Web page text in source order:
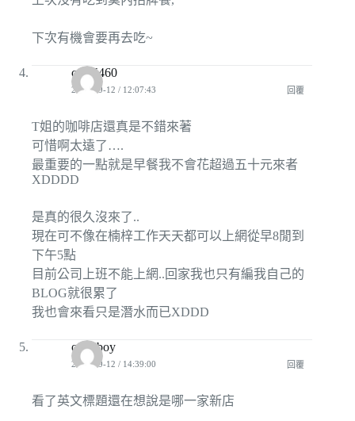
下次有機會要再去吃~
ctrls5460
2010-09-12 / 12:07:43 回覆
T姐的咖啡店還真是不錯來著
可惜啊太遠了….
最重要的一點就是早餐我不會花超過五十元來者
XDDDD
是真的很久沒來了..
現在可不像在楠梓工作天天都可以上網從早8閒到
下午5點
目前公司上班不能上網..回家我也只有編我自己的
BLOG就很累了
我也會來看只是潛水而已XDDD
o125boy
2010-09-12 / 14:39:00 回覆
看了英文標題還在想說是哪一家新店